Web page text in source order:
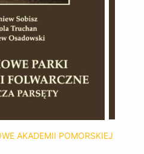
AKADEMII POMORSKIEJ